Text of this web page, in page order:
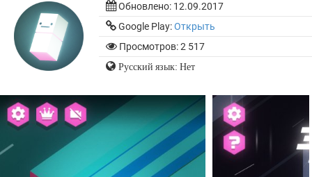
Обновлено: 12.09.2017
Google Play:Открыть
Просмотров: 2 517
Русский язык: Нет